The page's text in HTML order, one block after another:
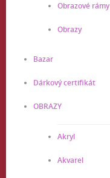
Obrazové rámy
Obrazy
Bazar
Dárkový certifikát
OBRAZY
Akryl
Akvarel